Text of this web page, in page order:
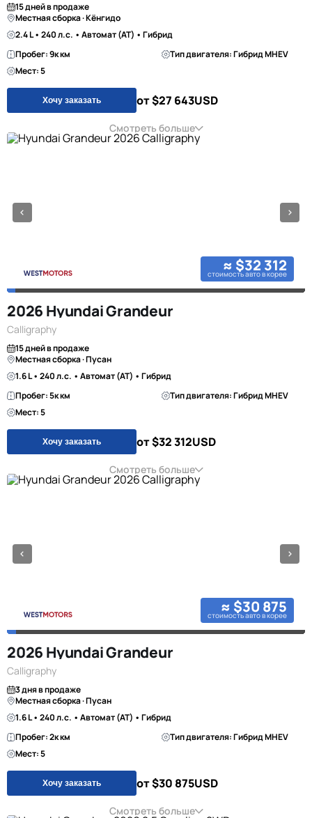
15 дней в продаже
Местная сборка · Кёнгидо
2.4 L • 240 л.с. • Автомат (AT) • Гибрид
Пробег: 9к км
Тип двигателя: Гибрид MHEV
Мест: 5
Хочу заказать от $27 643USD
Смотреть больше
≈ $32 312
стоимость авто в корее
2026 Hyundai Grandeur
Calligraphy
15 дней в продаже
Местная сборка · Пусан
1.6 L • 240 л.с. • Автомат (AT) • Гибрид
Пробег: 5к км
Тип двигателя: Гибрид MHEV
Мест: 5
Хочу заказать от $32 312USD
Смотреть больше
≈ $30 875
стоимость авто в корее
2026 Hyundai Grandeur
Calligraphy
3 дня в продаже
Местная сборка · Пусан
1.6 L • 240 л.с. • Автомат (AT) • Гибрид
Пробег: 2к км
Тип двигателя: Гибрид MHEV
Мест: 5
Хочу заказать от $30 875USD
Смотреть больше